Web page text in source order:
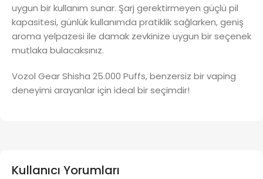
uygun bir kullanım sunar. Şarj gerektirmeyen güçlü pil
kapasitesi, günlük kullanımda pratiklik sağlarken, geniş
aroma yelpazesi ile damak zevkinize uygun bir seçenek
mutlaka bulacaksınız.
Vozol Gear Shisha 25.000 Puffs, benzersiz bir vaping
deneyimi arayanlar için ideal bir seçimdir!
Kullanıcı Yorumları